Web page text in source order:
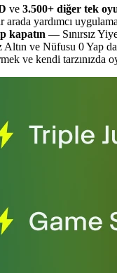
ve 3.500+ diğer tek
yardımcı
kapatın — Sınırsız
Altın ve Nüfusu 0 Yap
ve kendi tarzınızda